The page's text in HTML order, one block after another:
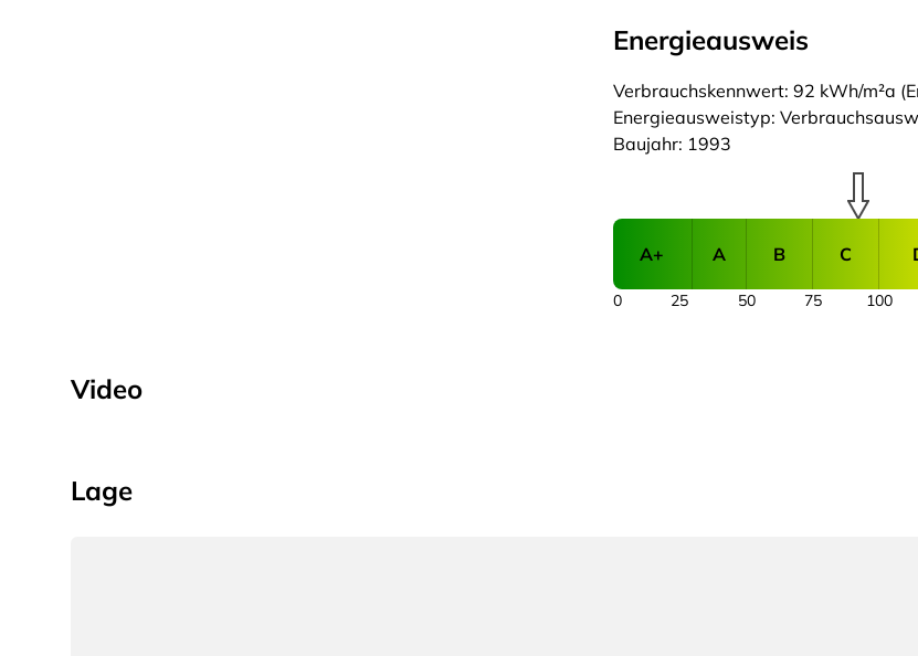
Energieausweis
Verbrauchskennwert: 92 kWh/m²a
Energieausweistyp:
Baujahr: 1993
A+ A B C
25 50 75 100
0
Video
Lage